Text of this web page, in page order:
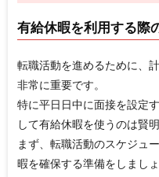
有給休暇を利用する際
転職活動を進めるために、
非常に重要です。
特に平日日中に面接を設定
して有給休暇を使うのは賢明
まず、転職活動のスケジュ
暇を確保する準備をしましょ